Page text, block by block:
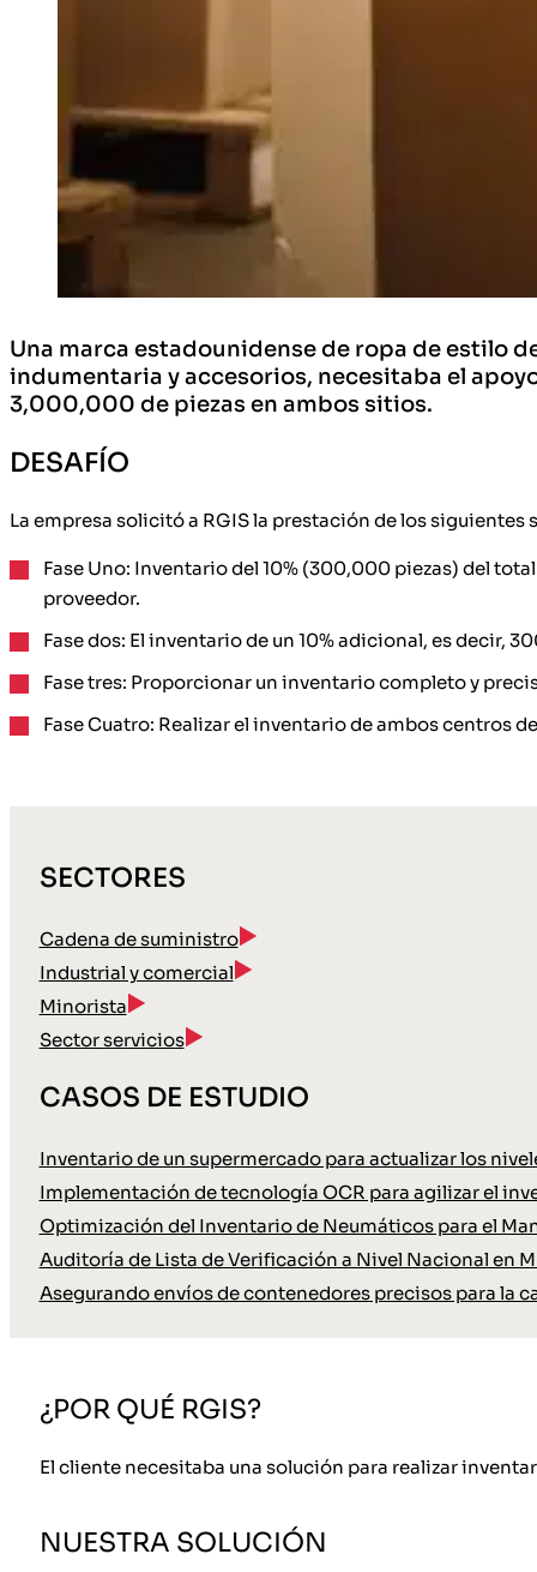
Una marca estadounidense de ropa de estilo
indumentaria y accesorios, necesitaba el
3,000,000 de piezas en ambos sitios.
DESAFÍO
La empresa solicitó a RGIS la prestación de los siguientes
Fase Uno: Inventario del 10% (300,000 piezas) del
proveedor.
Fase dos: El inventario de un 10% adicional, es decir,
Fase tres: Proporcionar un inventario completo y
Fase Cuatro: Realizar el inventario de ambos centros
SECTORES
Cadena de suministro
Industrial y comercial
Minorista
Sector servicios
CASOS DE ESTUDIO
Inventario de un supermercado para actualizar los
Implementación de tecnología OCR para agilizar el
Optimización del Inventario de Neumáticos para el
Auditoría de Lista de Verificación a Nivel Nacional en
Asegurando envíos de contenedores precisos para la
¿POR QUÉ RGIS?
El cliente necesitaba una solución para realizar
NUESTRA SOLUCIÓN